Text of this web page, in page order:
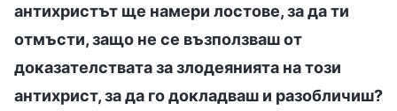
антихристът ще намери лостове, за да ти
отмъсти, защо не се възползваш от
доказателствата за злодеянията на този
антихрист, за да го докладваш и разобличиш?